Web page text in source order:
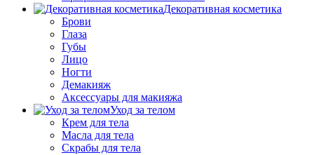
Декоративная косметика
Брови
Глаза
Губы
Лицо
Ногти
Демакияж
Аксессуары для макияжа
Уход за телом
Крем для тела
Масла для тела
Скрабы для тела